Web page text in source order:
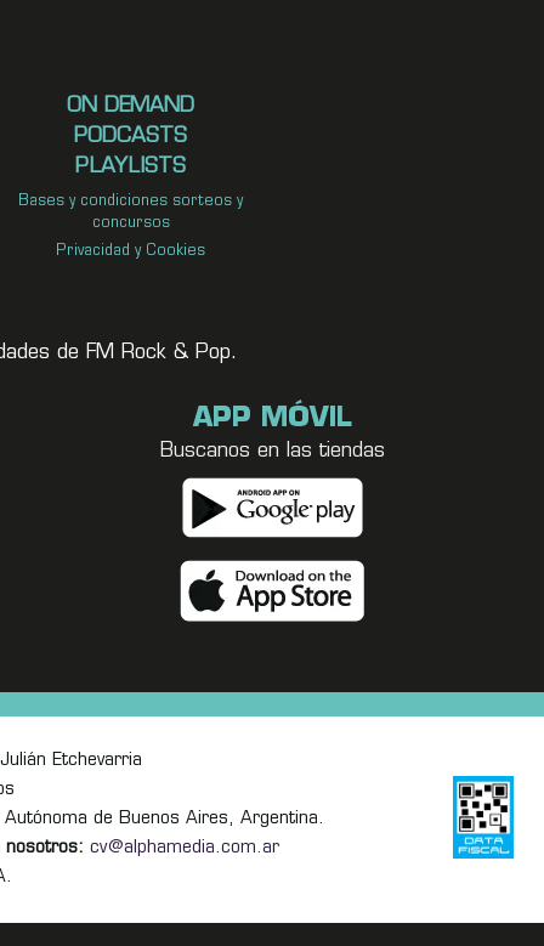
ON DEMAND
PODCASTS
PLAYLISTS
Bases y condiciones sorteos y
concursos
Privacidad y Cookies
de FM Rock & Pop.
APP MÓVIL
Buscanos en las tiendas
Julián Etchevarria
de Buenos Aires, Argentina.
nosotros: cv@alphamedia.com.ar